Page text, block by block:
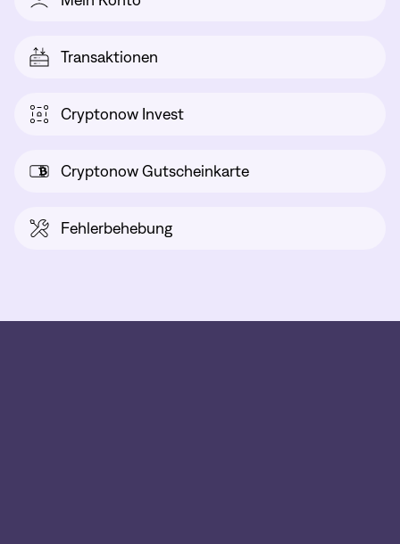
Transaktionen
Cryptonow Invest
Cryptonow Gutscheinkarte
Fehlerbehebung